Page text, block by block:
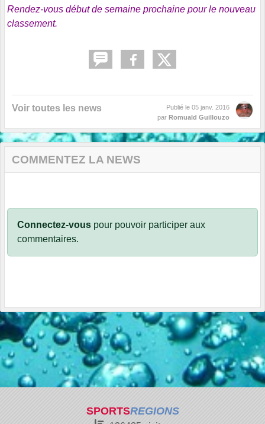
Rendez-vous début de semaine prochaine pour le nouveau
classement.
Voir toutes les news Publié le 05 janv. 2016
par Romuald Guillouzo
COMMENTEZ LA NEWS
Connectez-vous pour pouvoir participer aux
commentaires.
SPORTSREGIONS